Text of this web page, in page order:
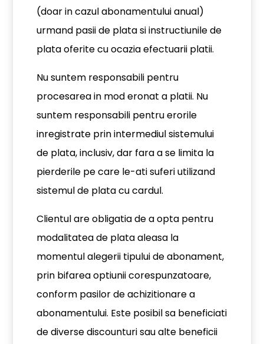
(doar in cazul abonamentului anual)
urmand pasii de plata si instructiunile de
plata oferite cu ocazia efectuarii platii.
Nu suntem responsabili pentru
procesarea in mod eronat a platii. Nu
suntem responsabili pentru erorile
inregistrate prin intermediul sistemului
de plata, inclusiv, dar fara a se limita la
pierderile pe care le-ati suferi utilizand
sistemul de plata cu cardul.
Clientul are obligatia de a opta pentru
modalitatea de plata aleasa la
momentul alegerii tipului de abonament,
prin bifarea optiunii corespunzatoare,
conform pasilor de achizitionare a
abonamentului. Este posibil sa beneficiati
de diverse discounturi sau alte beneficii